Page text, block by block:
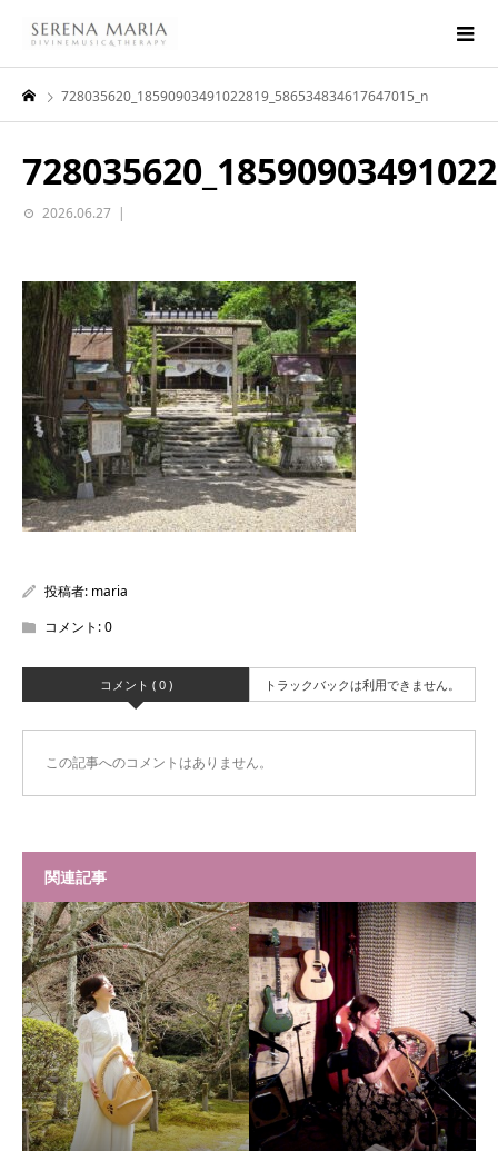
728035620_18590903491022819_586534834617647015_n
2026.06.27
投稿者: maria
コメント:0
コメント ( 0 ) トラックバックは利用できません。
この記事へのコメントはありません。
関連記事